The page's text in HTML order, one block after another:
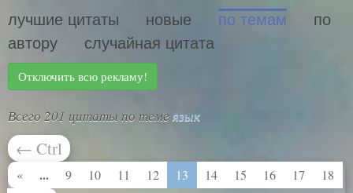
лучшие цитаты новые по темам
по
автору
случайная цитата
Отключить всю рекламу!
Всего 201 цитаты по теме язык
← Ctrl
« ... 9 10 11 12 13 14 15 16 17 18